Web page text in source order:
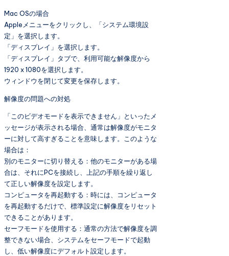
Mac OSの場合
Appleメニューをクリックし、「システム環境設
定」を選択します。
「ディスプレイ」を選択します。
「ディスプレイ」タブで、利用可能な解像度から
1920 x 1080を選択します。
ウィンドウを閉じて変更を保存します。
解像度の問題への対処
「このビデオモードを表示できません」といったメ
ッセージが表示される場合、通常は解像度がモニタ
ーに対して高すぎることを意味します。このような
場合は：
別のモニターに切り替える：他のモニターがある場
合は、それにPCを接続し、上記の手順を繰り返し
て正しい解像度を設定します。
コンピュータを再起動する：時には、コンピュータ
を再起動するだけで、標準設定に解像度をリセット
できることがあります。
セーフモードを使用する：通常の方法で解像度を調
整できない場合、システムをセーフモードで起動
し、低い解像度にデフォルト設定します。